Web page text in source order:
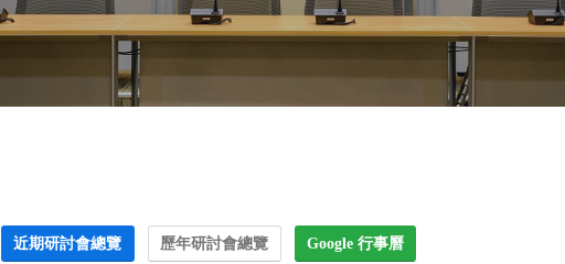
近期研討會總覽 歷年研討會總覽 Google 行事曆